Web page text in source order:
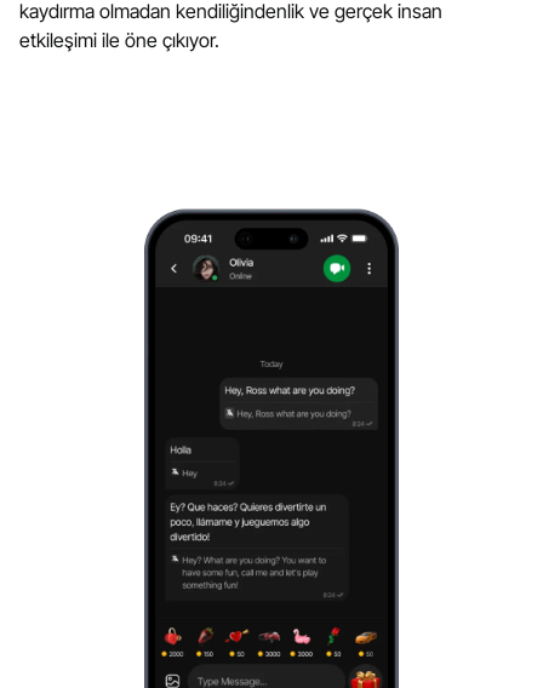
kaydırma olmadan kendiliğindenlik ve gerçek insan
etkileşimi ile öne çıkıyor.